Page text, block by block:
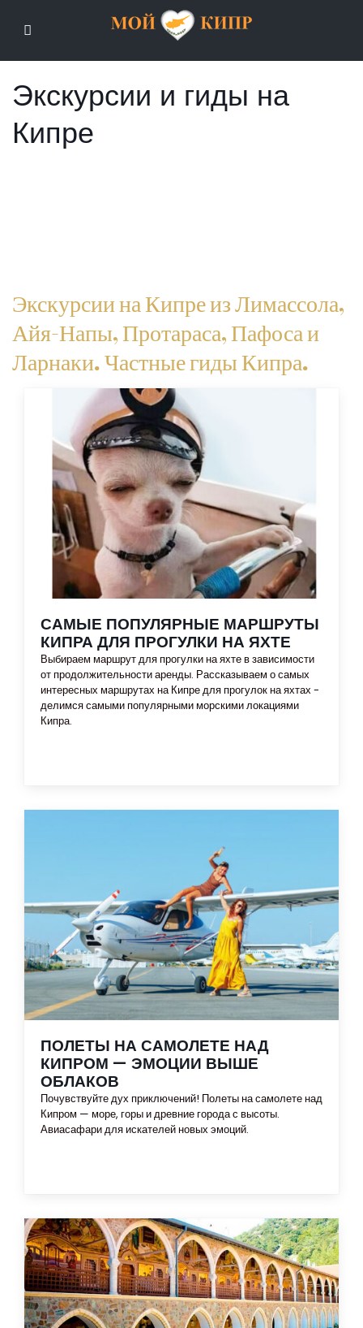
Экскурсии и гиды на
Кипре
Экскурсии на Кипре из Лимассола,
Айя-Напы, Протараса, Пафоса и
Ларнаки. Частные гиды Кипра.
САМЫЕ ПОПУЛЯРНЫЕ МАРШРУТЫ
КИПРА ДЛЯ ПРОГУЛКИ НА ЯХТЕ
Выбираем маршрут для прогулки на яхте в зависимости
от продолжительности аренды. Рассказываем о самых
интересных маршрутах на Кипре для прогулок на яхтах -
делимся самыми популярными морскими локациями
Кипра.
ПОЛЕТЫ НА САМОЛЕТЕ НАД
КИПРОМ — ЭМОЦИИ ВЫШЕ
ОБЛАКОВ
Почувствуйте дух приключений! Полеты на самолете над
Кипром — море, горы и древние города с высоты.
Авиасафари для искателей новых эмоций.